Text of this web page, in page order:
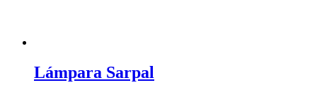
Lámpara Sarpal